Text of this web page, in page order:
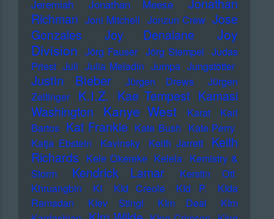
Jeremiah
Jonathan Meese
Jonathan
Richman Joni Mitchell Jonzun Crew Jose
Gonzales
Joy Denalane
Joy
Division Jörg Fauser Jörg Stempel Judas
Priest Juli Julia Meladin Jumpa Jungstötter
Justin Bieber Jürgen Drews
Jürgen
Zeltinger
K.I.Z. Kae Tempest Kamasi
Washington
Kanye West Karat
Karl
Bartos Kat Frankie Kate Bush Kate Perry
Katja Ebstein
Kavinsky Keith Jarrett
Keith
Richards Kele Okereke Kelela Kemistry &
Storm
Kendrick Lamar
Kerstin Ott
Khruangbin
KI KId Creole KId P.
KIda
Ramadan
KIev Stingl KIm Deal
KIm